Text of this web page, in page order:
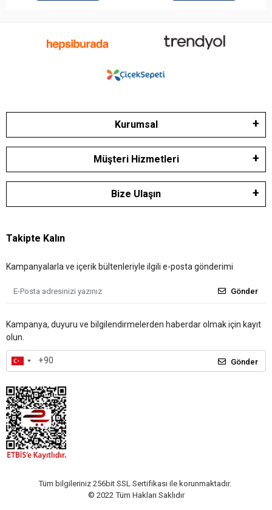
Kurumsal
Müşteri Hizmetleri
Bize Ulaşın
Takipte Kalın
Kampanyalarla ve içerik bültenleriyle ilgili e-posta gönderimi
Gönder
Kampanya, duyuru ve bilgilendirmelerden haberdar olmak için kayıt
olun.
Gönder
Tüm bilgileriniz 256bit SSL Sertifikası ile korunmaktadır.
© 2022 Tüm Hakları Saklıdır